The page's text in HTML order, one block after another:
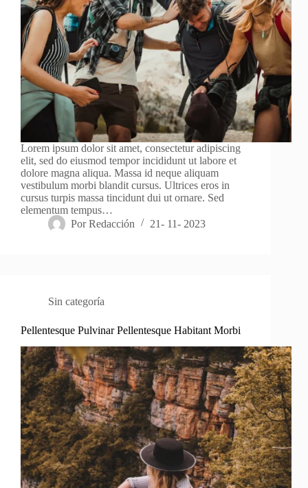
Lorem ipsum dolor sit amet, consectetur adipiscing
elit, sed do eiusmod tempor incididunt ut labore et
dolore magna aliqua. Massa id neque aliquam
vestibulum morbi blandit cursus. Ultrices eros in
cursus turpis massa tincidunt dui ut ornare. Sed
elementum tempus…
Por Redacción 21- 11- 2023
Sin categoría
Pellentesque Pulvinar Pellentesque Habitant Morbi